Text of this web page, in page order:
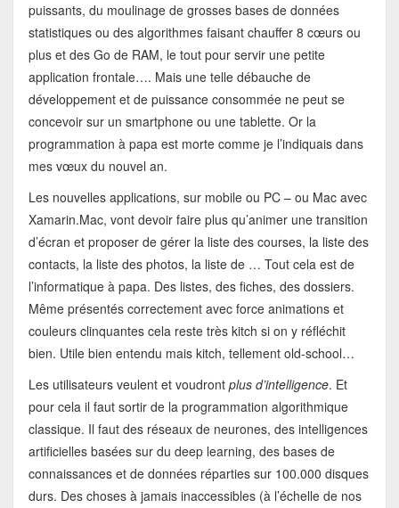
puissants, du moulinage de grosses bases de données
statistiques ou des algorithmes faisant chauffer 8 cœurs ou
plus et des Go de RAM, le tout pour servir une petite
application frontale…. Mais une telle débauche de
développement et de puissance consommée ne peut se
concevoir sur un smartphone ou une tablette. Or la
programmation à papa est morte comme je l’indiquais dans
mes vœux du nouvel an.
Les nouvelles applications, sur mobile ou PC – ou Mac avec
Xamarin.Mac, vont devoir faire plus qu’animer une transition
d’écran et proposer de gérer la liste des courses, la liste des
contacts, la liste des photos, la liste de … Tout cela est de
l’informatique à papa. Des listes, des fiches, des dossiers.
Même présentés correctement avec force animations et
couleurs clinquantes cela reste très kitch si on y réfléchit
bien. Utile bien entendu mais kitch, tellement old-school…
Les utilisateurs veulent et voudront plus d’intelligence. Et
pour cela il faut sortir de la programmation algorithmique
classique. Il faut des réseaux de neurones, des intelligences
artificielles basées sur du deep learning, des bases de
connaissances et de données réparties sur 100.000 disques
durs. Des choses à jamais inaccessibles (à l’échelle de nos